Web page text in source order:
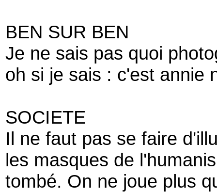
BEN SUR BEN
Je ne sais pas quoi
oh si je sais : c'est annie
SOCIETE
Il ne faut pas se faire
les masques de
tombé. On ne joue plus